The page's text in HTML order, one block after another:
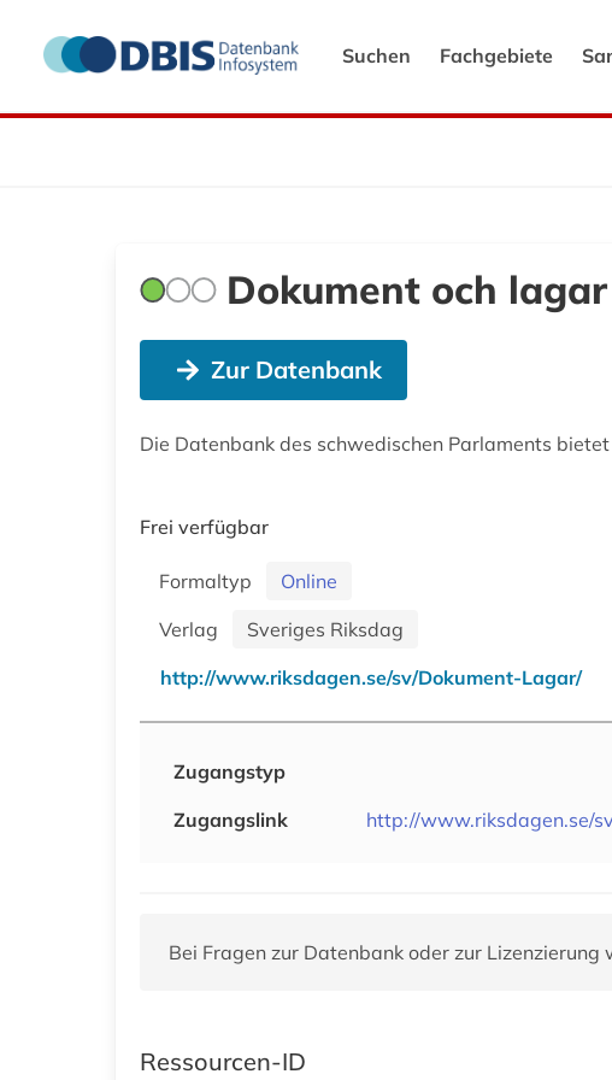
Suchen Fachgebiete
Dokument och lagar
Zur Datenbank
Die Datenbank des schwedischen Parlaments
Frei verfügbar
Formaltyp
Online
Verlag
Sveriges Riksdag
http://www.riksdagen.se/sv/Dokument-Lagar/
Zugangstyp
Zugangslink
http://www.riksdagen.se/
Bei Fragen zur Datenbank oder zur Lizenzierung
Ressourcen-ID